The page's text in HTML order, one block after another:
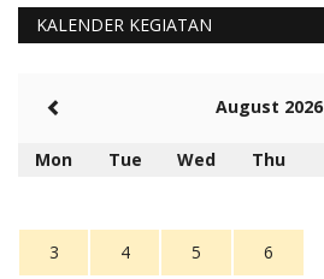
KALENDER KEGIATAN
August 2026
Mon Tue Wed Thu
3 4 5 6